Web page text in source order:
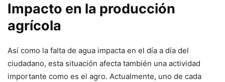
Impacto en la producción
agrícola
Así como la falta de agua impacta en el día a día del
ciudadano, esta situación afecta también una actividad
importante como es el agro. Actualmente, uno de cada